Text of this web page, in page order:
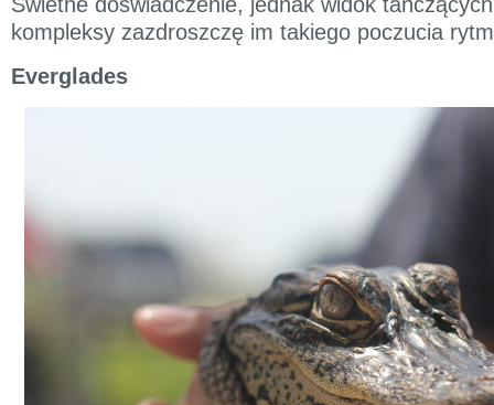
kompleksy zazdroszczę im takiego poczucia
Everglades